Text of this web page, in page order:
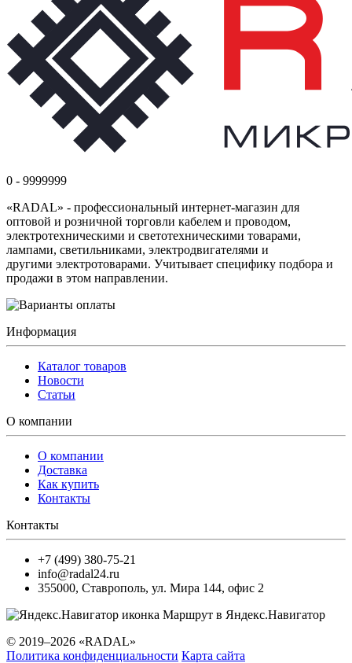
0 - 9999999
«RADAL» - профессиональный интернет-магазин для
оптовой и розничной торговли кабелем и проводом,
электротехническими и светотехническими товарами,
лампами, светильниками, электродвигателями и
другими электротоварами. Учитывает специфику подбора и
продажи в этом направлении.
Информация
Каталог товаров
Новости
Статьи
О компании
О компании
Доставка
Как купить
Контакты
Контакты
+7 (499) 380-75-21
info@radal24.ru
355000, Ставрополь, ул. Мира 144, офис 2
Маршрут в Яндекс.Навигатор
© 2019–2026 «RADAL»
Политика конфиденциальности Карта сайта